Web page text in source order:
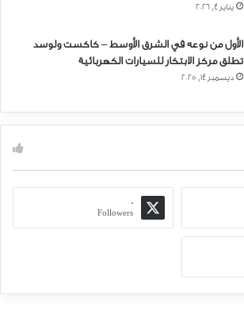
يناير 4, 2026
الأول من نوعه في الشرق الأوسط – كاكست ولوسد
تطلق مركز الابتكار للسيارات الكهربائية
ديسمبر 14, 2025
0
Followers